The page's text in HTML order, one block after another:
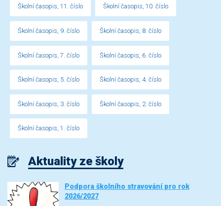
Školní časopis, 11. číslo Školní časopis, 10. číslo
Školní časopis, 9. číslo Školní časopis, 8. číslo
Školní časopis, 7. číslo Školní časopis, 6. číslo
Školní časopis, 5. číslo Školní časopis, 4. číslo
Školní časopis, 3. číslo Školní časopis, 2. číslo
Školní časopis, 1. číslo
Aktuality ze školy
Podpora školního stravování pro rok
2026/2027